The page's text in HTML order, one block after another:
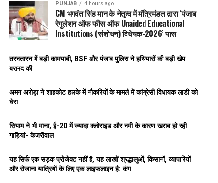
PUNJAB 4 hours ago
CM भगवंत सिंह मान के नेतृत्व में मंत्रिमंडल द्वारा ‘पंजाब
रेगुलेशन ऑफ फीस ऑफ Unaided Educational
Institutions (संशोधन) विधेयक-2026’ पास
तरनतारन में बड़ी कामयाबी, BSF और पंजाब पुलिस ने हथियारों की बड़ी खेप
बरामद की
अमन अरोड़ा ने शाहकोट हलके में नौकरियों के मामले में कांग्रेसी विधायक लाडी को
घेरा
सियाम ने भी माना, ई-20 में ज्यादा क्लोराइड और नमी के कारण खराब हो रही
गाड़ियां- केजरीवाल
यह सिर्फ एक सड़क प्रोजेक्ट नहीं है, यह लाखों श्रद्धालुओं, किसानों, व्यापारियों
और रोजाना यात्रियों के लिए एक लाइफलाइन है: कंग